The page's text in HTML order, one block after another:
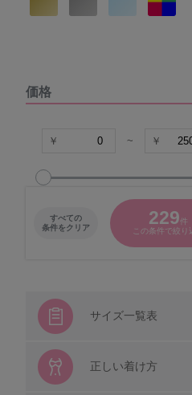
COCO Linge
グラマープリンセス
パナシェ
シシフィーユ
ウンナナクール
価格
~
すべての
条件をクリア
229件
この条件で絞り
サイズ一覧表
正しい着け方